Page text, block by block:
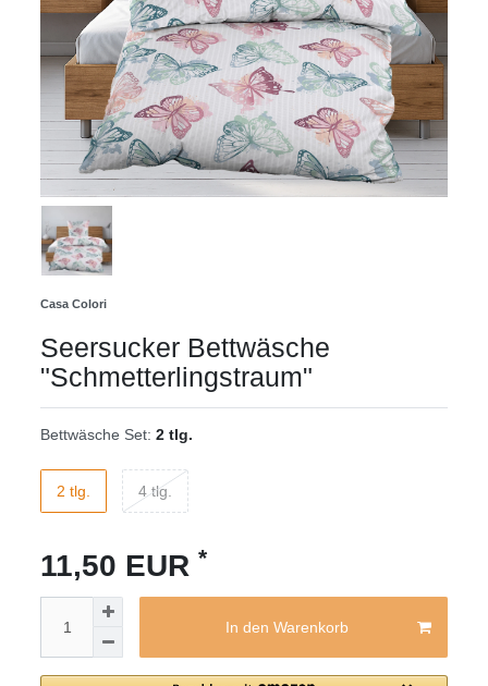
Casa Colori
Seersucker Bettwäsche
"Schmetterlingstraum"
Bettwäsche Set: 2 tlg.
2 tlg. 4 tlg.
11,50 EUR*
In den Warenkorb